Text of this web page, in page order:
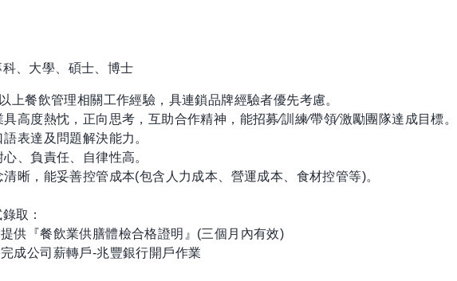
、大學、碩士、博士
上餐飲管理相關工作經驗，具連鎖品牌經驗者優先考慮。
高度熱忱，正向思考，互助合作精神，能招募∕訓練∕帶領∕激勵團隊達成目標。
表達及問題解決能力。
、負責任、自律性高。
清晰，能妥善控管成本(包含人力成本、營運成本、食材控管等)。
取：
供『餐飲業供膳體檢合格證明』(三個月內有效)
成公司薪轉戶-兆豐銀行開戶作業